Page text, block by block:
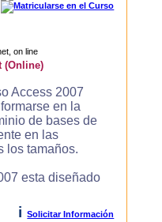
(Online)
Access 2007
en la
de bases de
en las
los tamaños.
esta diseñado
i Solicitar Información